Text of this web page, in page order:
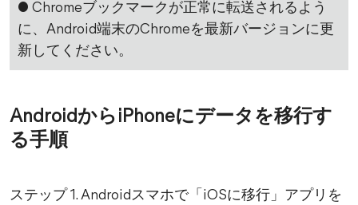
● Chromeブックマークが正常に転送されるよう
に、Android端末のChromeを最新バージョンに更
新してください。
AndroidからiPhoneにデータを移行す
る手順
ステップ 1. Androidスマホで「iOSに移行」アプリを